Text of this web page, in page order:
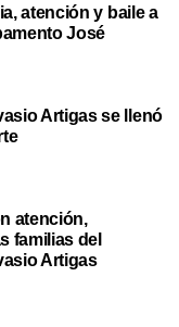
atención y baile a
José
Artigas se llenó
atención,
familias del
Artigas